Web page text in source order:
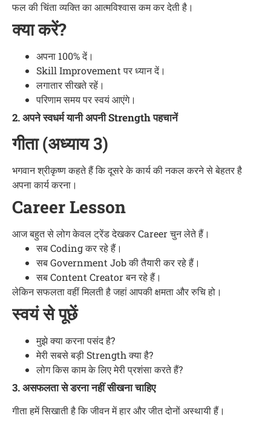
फल की चिंता व्यक्ति का आत्मविश्वास कम कर देती है।
क्या करें?
अपना 100% दें।
Skill Improvement पर ध्यान दें।
लगातार सीखते रहें।
परिणाम समय पर स्वयं आएंगे।
2. अपने स्वधर्म यानी अपनी Strength पहचानें
गीता (अध्याय 3)
भगवान श्रीकृष्ण कहते हैं कि दूसरे के कार्य की नकल करने से बेहतर है
अपना कार्य करना।
Career Lesson
आज बहुत से लोग केवल ट्रेंड देखकर Career चुन लेते हैं।
सब Coding कर रहे हैं।
सब Government Job की तैयारी कर रहे हैं।
सब Content Creator बन रहे हैं।
लेकिन सफलता वहीं मिलती है जहां आपकी क्षमता और रुचि हो।
स्वयं से पूछें
मुझे क्या करना पसंद है?
मेरी सबसे बड़ी Strength क्या है?
लोग किस काम के लिए मेरी प्रशंसा करते हैं?
3. असफलता से डरना नहीं सीखना चाहिए
गीता हमें सिखाती है कि जीवन में हार और जीत दोनों अस्थायी हैं।